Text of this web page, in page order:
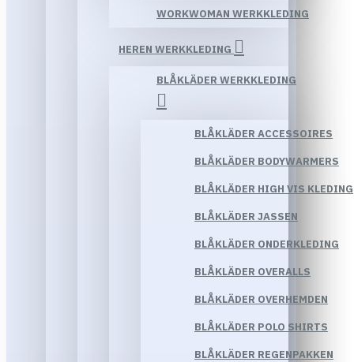
WORKWOMAN WERKKLEDING
HEREN WERKKLEDING
BLÅKLÄDER WERKKLEDING
BLÅKLÄDER ACCESSOIRES
BLÅKLÄDER BODYWARMERS
BLÅKLÄDER HIGH VIS KLEDING
BLÅKLÄDER JASSEN
BLÅKLÄDER ONDERKLEDING
BLÅKLÄDER OVERALLS
BLÅKLÄDER OVERHEMDEN
BLÅKLÄDER POLO SHIRTS
BLÅKLÄDER REGENPAKKEN